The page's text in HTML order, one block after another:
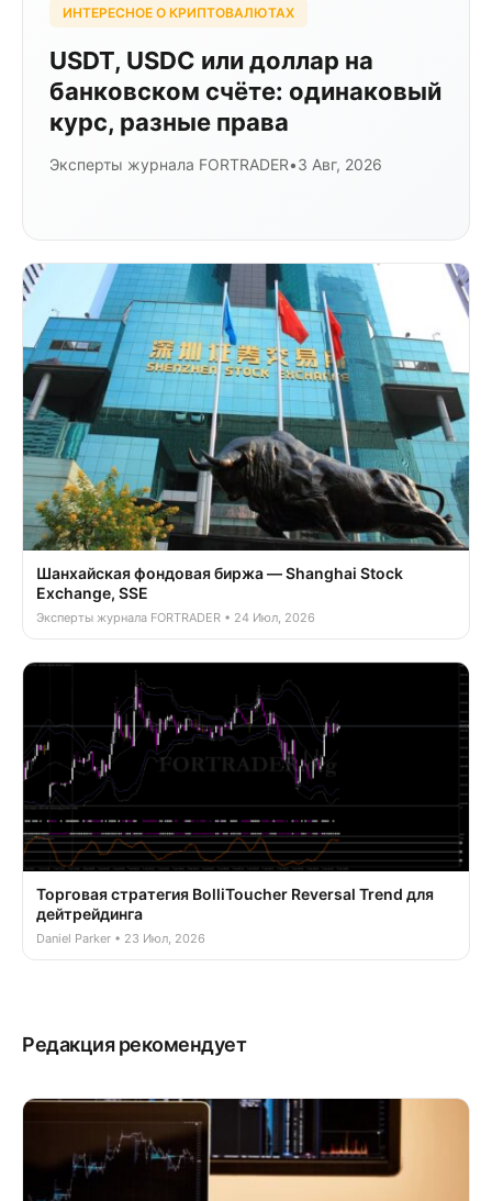
ИНТЕРЕСНОЕ О КРИПТОВАЛЮТАХ
USDT, USDC или доллар на
банковском счёте: одинаковый
курс, разные права
Эксперты журнала FORTRADER•3 Авг, 2026
Шанхайская фондовая биржа — Shanghai Stock
Exchange, SSE
Эксперты журнала FORTRADER • 24 Июл, 2026
Торговая стратегия BolliToucher Reversal Trend для
дейтрейдинга
Daniel Parker • 23 Июл, 2026
Редакция рекомендует